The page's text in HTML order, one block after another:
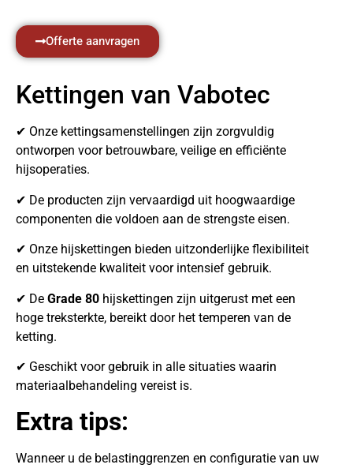
Offerte aanvragen
Kettingen van Vabotec
✔ Onze kettingsamenstellingen zijn zorgvuldig
ontworpen voor betrouwbare, veilige en efficiënte
hijsoperaties.
✔ De producten zijn vervaardigd uit hoogwaardige
componenten die voldoen aan de strengste eisen.
✔ Onze hijskettingen bieden uitzonderlijke flexibiliteit
en uitstekende kwaliteit voor intensief gebruik.
✔ De Grade 80 hijskettingen zijn uitgerust met een
hoge treksterkte, bereikt door het temperen van de
ketting.
✔ Geschikt voor gebruik in alle situaties waarin
materiaalbehandeling vereist is.
Extra tips:
Wanneer u de belastinggrenzen en configuratie van uw